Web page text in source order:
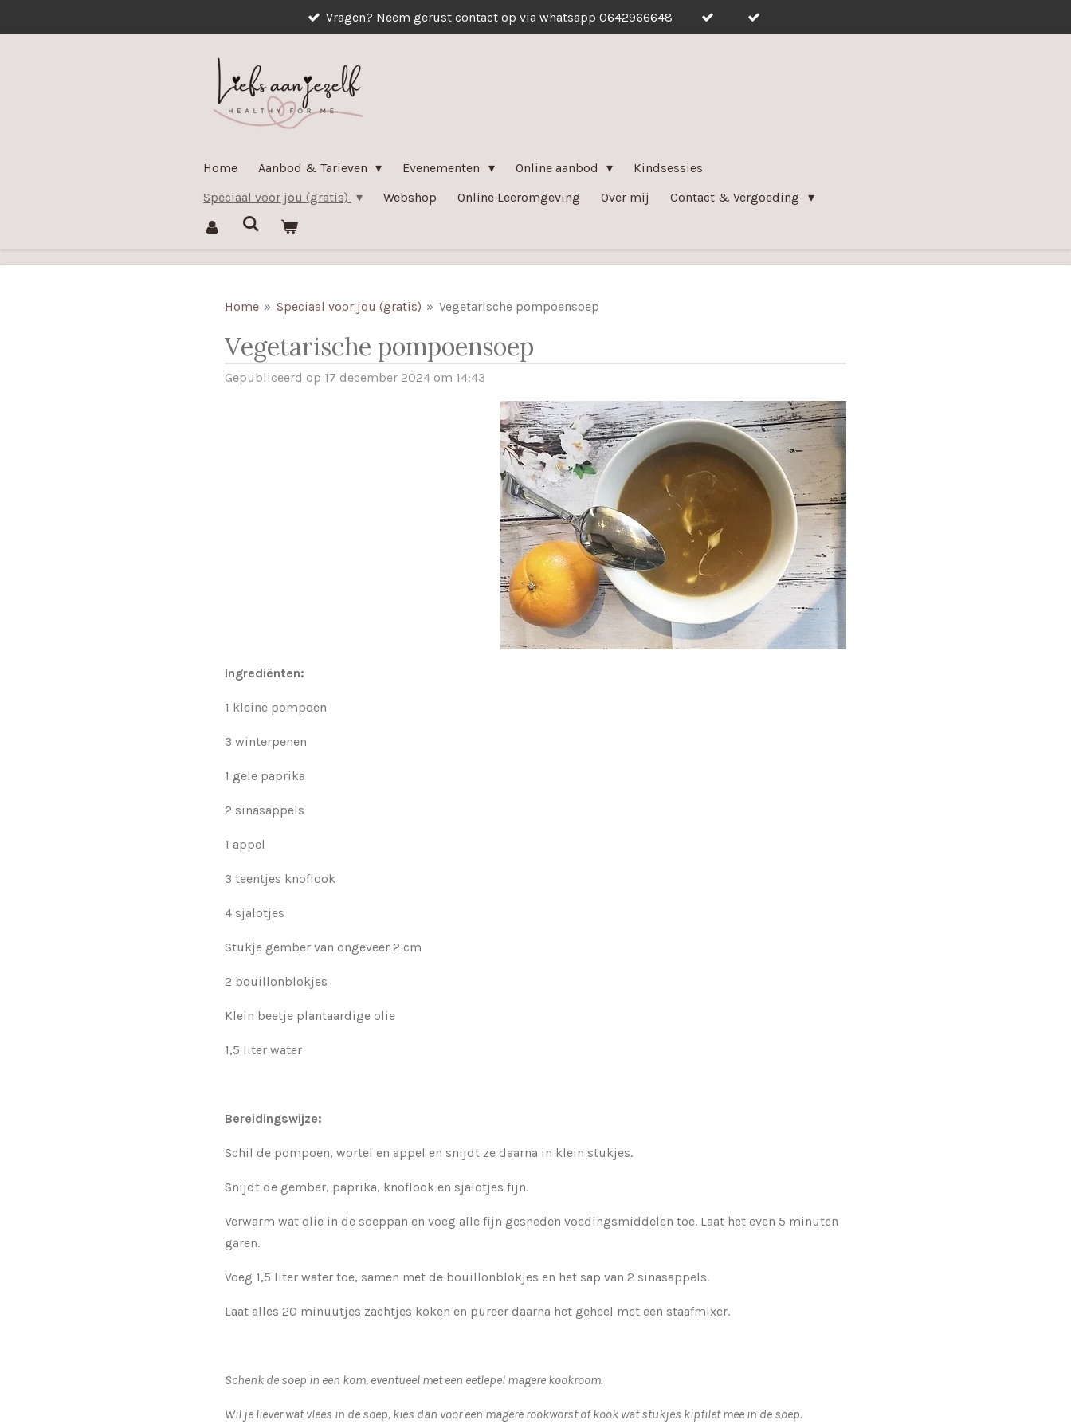
Vragen? Neem gerust contact op via whatsapp 0642966648
Home Aanbod & Tarieven Evenementen Online aanbod
Kindsessies
Speciaal voor jou (gratis)
Webshop Online Leeromgeving Over mij Contact & Vergoeding
Home » Speciaal voor jou (gratis) » Vegetarische pompoensoep
Vegetarische pompoensoep
Gepubliceerd op 17 december 2024 om 14:43
Ingrediënten:
1 kleine pompoen
3 winterpenen
1 gele paprika
2 sinasappels
1 appel
3 teentjes knoflook
4 sjalotjes
Stukje gember van ongeveer 2 cm
2 bouillonblokjes
Klein beetje plantaardige olie
1,5 liter water
Bereidingswijze:
Schil de pompoen, wortel en appel en snijdt ze daarna in klein stukjes.
Snijdt de gember, paprika, knoflook en sjalotjes fijn.
Verwarm wat olie in de soeppan en voeg alle fijn gesneden voedingsmiddelen toe. Laat het even 5 minuten
garen.
Voeg 1,5 liter water toe, samen met de bouillonblokjes en het sap van 2 sinasappels.
Laat alles 20 minuutjes zachtjes koken en pureer daarna het geheel met een staafmixer.
Schenk de soep in een kom, eventueel met een eetlepel magere kookroom.
Wil je liever wat vlees in de soep, kies dan voor een magere rookworst of kook wat stukjes kipfilet mee in de soep.